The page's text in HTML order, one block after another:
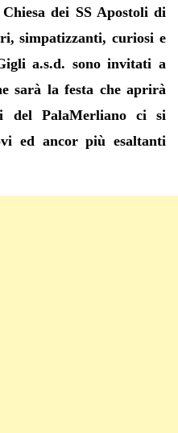
dei SS Apostoli di
simpatizzanti, curiosi e
a.s.d. sono invitati a
sarà la festa che aprirà
del PalaMerliano ci si
ed ancor più esaltanti